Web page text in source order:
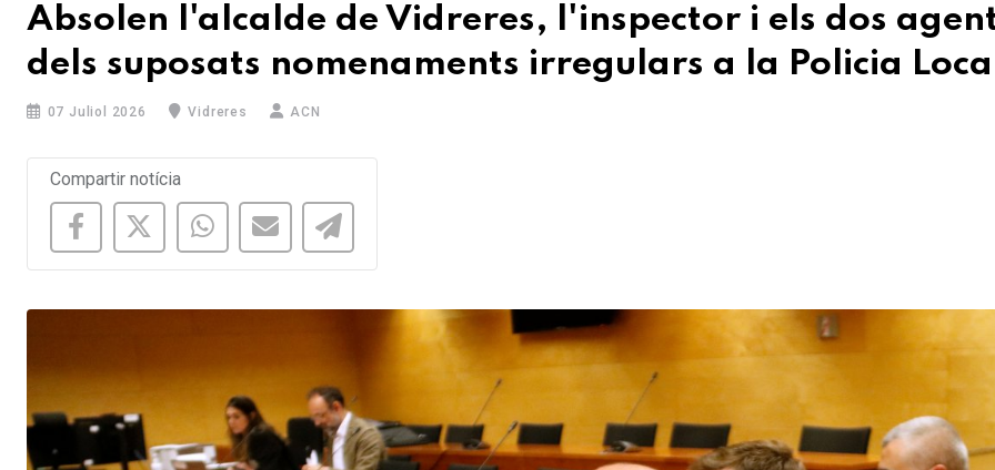
Absolen l'alcalde de Vidreres, l'inspector i els dos
dels suposats nomenaments irregulars a la Policia
07 Juliol 2026 Vidreres ACN
Compartir notícia